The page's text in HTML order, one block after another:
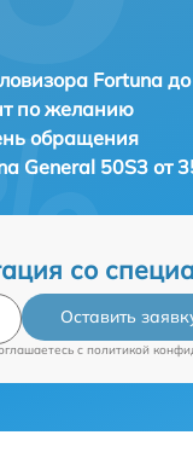
Fortuna до
по желанию
обращения
General 50S3 от
со
Оставить
c политикой